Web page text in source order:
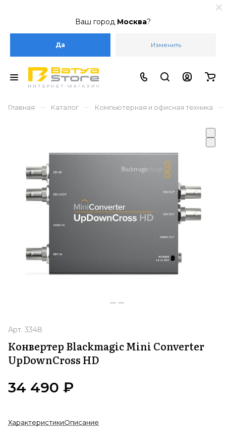
Ваш город Москва?
Да Изменить
Главная – Каталог – Компьютерная и офисная техника –
Арт. 3348
Конвертер Blackmagic Mini Converter
UpDownCross HD
34 490 ₽
ХарактеристикиОписание